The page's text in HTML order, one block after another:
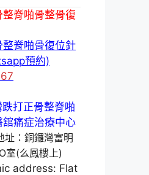
脊啪骨整骨復
脊啪骨復位針
預約)
址：銅鑼灣富明
室(么鳳樓上)
address: Flat